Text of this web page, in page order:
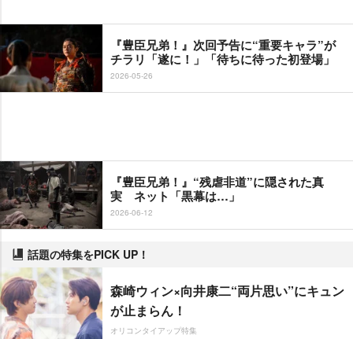
『豊臣兄弟！』次回予告に“重要キャラ”が
チラリ「遂に！」「待ちに待った初登場」
2026-05-26
『豊臣兄弟！』“残虐非道”に隠された真
実 ネット「黒幕は…」
2026-06-12
話題の特集をPICK UP！
森崎ウィン×向井康二“両片思い”にキュン
が止まらん！
オリコンタイアップ特集